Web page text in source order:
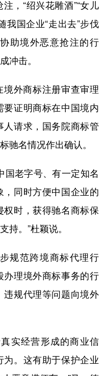
“绍兴花雕酒”“女儿
国企业“走出去”步伐
助境外恶意抢注的行
冲击。
外商标注册审查审理
要证明商标在中国境内
人请求，国务院商标管
驰名情况作出确认。
老字号、有一定知名
，同时方便中国企业的
权时，获得驰名商标保
持。”杜颖说。
范跨境商标代理行
办理境外商标事务的行
违规代理等问题向境外
实经营形成的商业信
为。这有助于保护企业